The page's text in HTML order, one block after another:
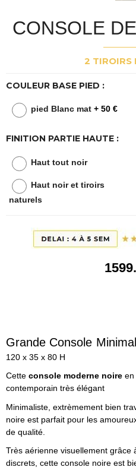
CONSOLE
2 TIROIRS
COULEUR BASE PIED :
pied Blanc mat + 50 €
FINITION PARTIE HAUTE :
Haut tout noir
Haut noir et tiroirs
naturels
1599
Grande Console
120 x 35 x 80 H
Cette console moderne noire en
contemporain très élégant
Minimaliste, extrèmement bien
noire est parfait pour les
de qualité.
Très aérienne visuellement grâce
discrets, cette console noire est